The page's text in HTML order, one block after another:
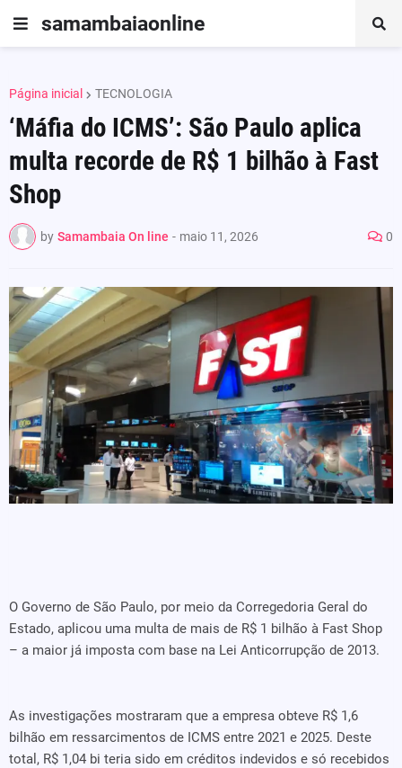
samambaiaonline
Página inicial TECNOLOGIA
‘Máfia do ICMS’: São Paulo aplica
multa recorde de R$ 1 bilhão à Fast
Shop
by Samambaia On line - maio 11, 2026 0
O Governo de São Paulo, por meio da Corregedoria Geral do
Estado, aplicou uma multa de mais de R$ 1 bilhão à Fast Shop
– a maior já imposta com base na Lei Anticorrupção de 2013.
As investigações mostraram que a empresa obteve R$ 1,6
bilhão em ressarcimentos de ICMS entre 2021 e 2025. Deste
total, R$ 1,04 bi teria sido em créditos indevidos e só recebidos